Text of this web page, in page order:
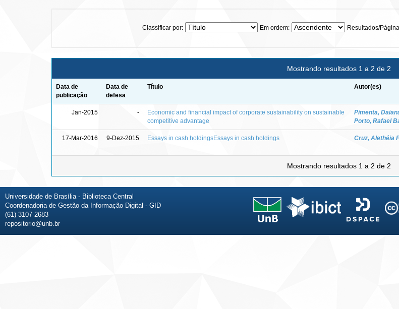
Classificar por: Em ordem: Resultados/Página
Mostrando resultados 1 a 2 de 2
Data de
publicação
Data de
defesa
Título Autor(es)
Jan-2015 -
Economic and financial impact of corporate sustainability on sustainable
competitive advantage
Pimenta,
Porto, Rafael
17-Mar-2016 9-Dez-2015 Essays in cash holdingsEssays in cash holdings Cruz, Alethéia
Mostrando resultados 1 a 2 de 2
Universidade de Brasília - Biblioteca Central
Coordenadoria de Gestão da Informação Digital - GID
(61) 3107-2683
repositorio@unb.br